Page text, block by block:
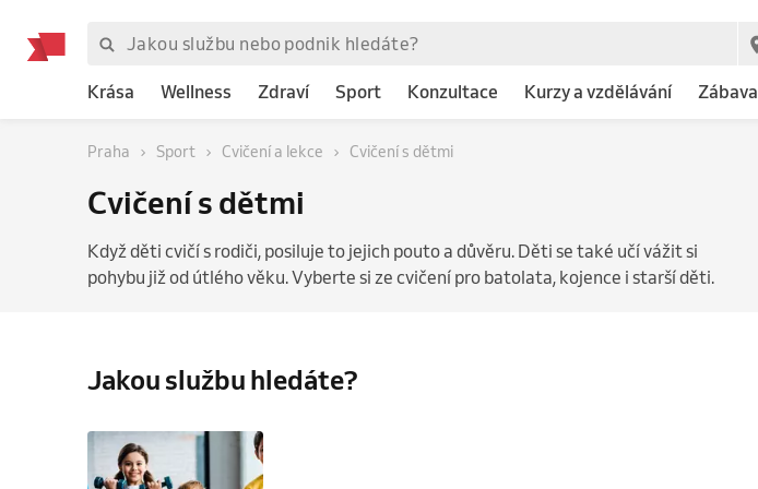
Krása Wellness Zdraví Sport Konzultace Kurzy a vzdělávání Zábava
Praha Sport Cvičení a lekce Cvičení s dětmi
Cvičení s dětmi
Když děti cvičí s rodiči, posiluje to jejich pouto a důvěru. Děti se také učí vážit si
pohybu již od útlého věku. Vyberte si ze cvičení pro batolata, kojence i starší děti.
Jakou službu hledáte?